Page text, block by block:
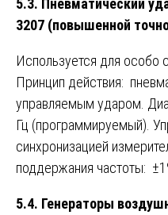
5.3. Пневматический
3207 (повышенной
Используется для особо
Принцип действия:
управляемым ударом.
Гц (программируемый).
синхронизацией
поддержания частоты:
5.4. Генераторы